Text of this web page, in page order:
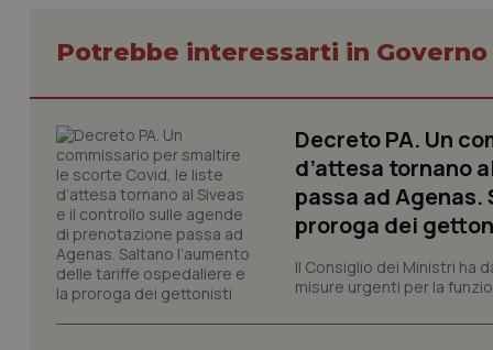
Potrebbe interessarti in
Decreto PA. Un
d’attesa tornano
passa ad
proroga dei
Il Consiglio dei Ministri ha
misure urgenti per la
I cookie necessari
e l'accesso alle
Nome